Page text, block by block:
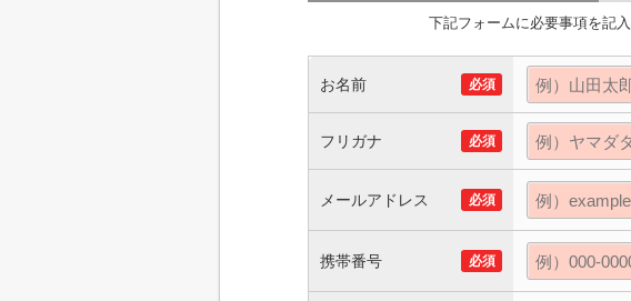
下記フォームに必要事項を記
お名前 必須
フリガナ 必須
メールアドレス 必須
携帯番号 必須